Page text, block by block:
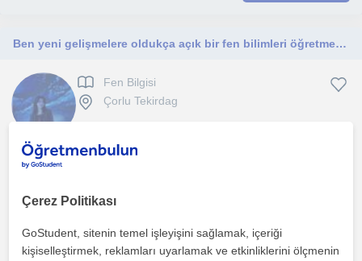
Ben yeni gelişmelere oldukça açık bir fen bilimleri öğretmeniyim. Derslerim ortaokul öğrencilerine ve LGS öğrencilerine yöneliktir
Fen Bilgisi
Çorlu Tekirdag
Merhaba ben Helin Buse Gürler. Marmara Üniversitesi Fen Bilgisi
1. ders ücretsiz
daha fazlasını gör Ücretsiz iletişime geç
Çerez Politikası
GoStudent, sitenin temel işleyişini sağlamak, içeriği
kişiselleştirmek, reklamları uyarlamak ve etkinliklerini ölçmenin